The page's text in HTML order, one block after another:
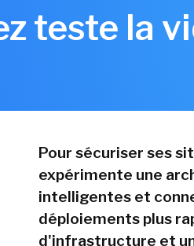
teste la
Pour sécuriser ses
expérimente une
intelligentes et
déploiements plus
d'infrastructure et